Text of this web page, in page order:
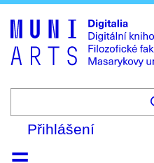
Přihlášení